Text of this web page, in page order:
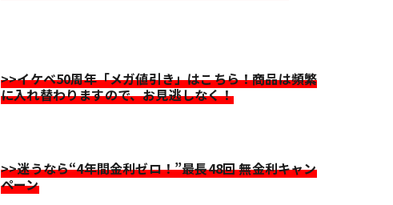
>>イケベ50周年「メガ値引き」はこちら！商品は頻繁
に入れ替わりますので、お見逃しなく！
>>迷うなら“4年間金利ゼロ！”最長48回 無金利キャン
ペーン